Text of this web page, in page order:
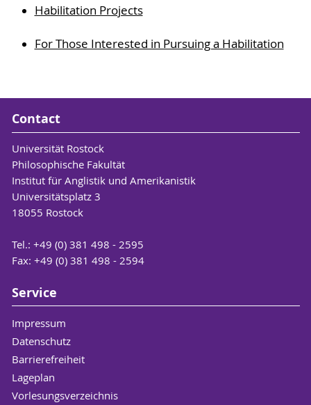
Habilitation Projects
For Those Interested in Pursuing a Habilitation
Contact
Universität Rostock
Philosophische Fakultät
Institut für Anglistik und Amerikanistik
Universitätsplatz 3
18055 Rostock
Tel.: +49 (0) 381 498 - 2595
Fax: +49 (0) 381 498 - 2594
Service
Impressum
Datenschutz
Barrierefreiheit
Lageplan
Vorlesungsverzeichnis